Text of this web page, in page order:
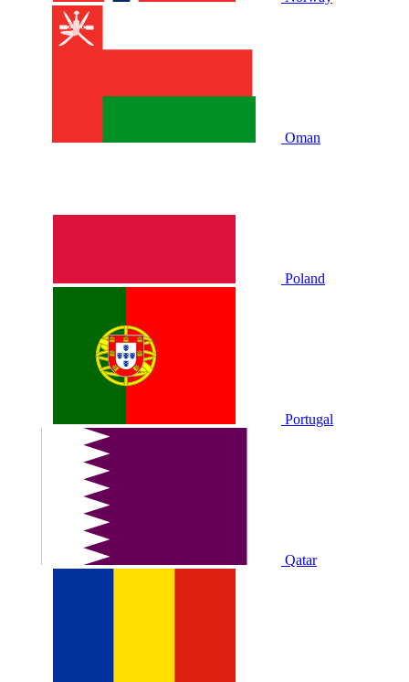
Oman
Poland
Portugal
Qatar